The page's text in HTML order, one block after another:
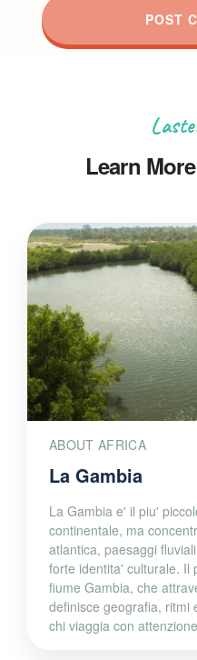
Learn
ABOUT AFRICA
La Gambia
La Gambia e' il piu'
continentale, ma
atlantica, paesaggi
forte identita' culturale. Il
fiume Gambia, che
definisce geografia, ritmi
chi viaggia con